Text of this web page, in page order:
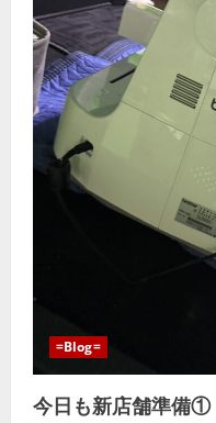
=Blog=
今日も新店舗準備①